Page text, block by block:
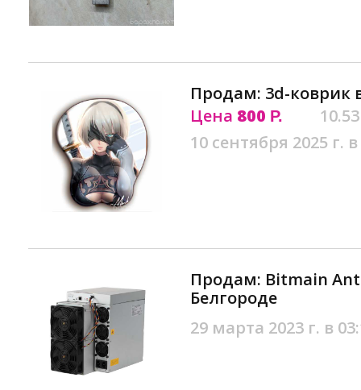
Продам: 3d-коврик
Цена 800 Р.
10 сентября 2025 г.
Продам: Bitmain
Белгороде
29 марта 2023 г. в